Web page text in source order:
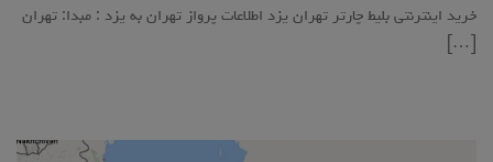
خرید اینترنتی بلیط چارتر تهران یزد اطلاعات پرواز تهران به یزد : مبدا: تهران
[…]